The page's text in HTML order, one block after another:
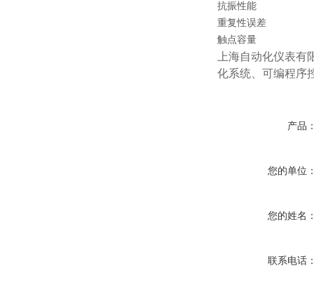
抗振性能
重复性误差
触点容量
上海自动化仪表有
化系统、可编程序
产品
您的单位
您的姓名
联系电话